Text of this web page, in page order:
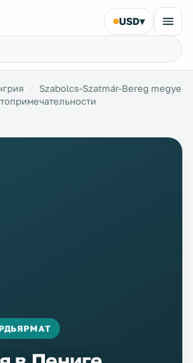
USD▾
Szabolcs-Szatmár-Bereg megye